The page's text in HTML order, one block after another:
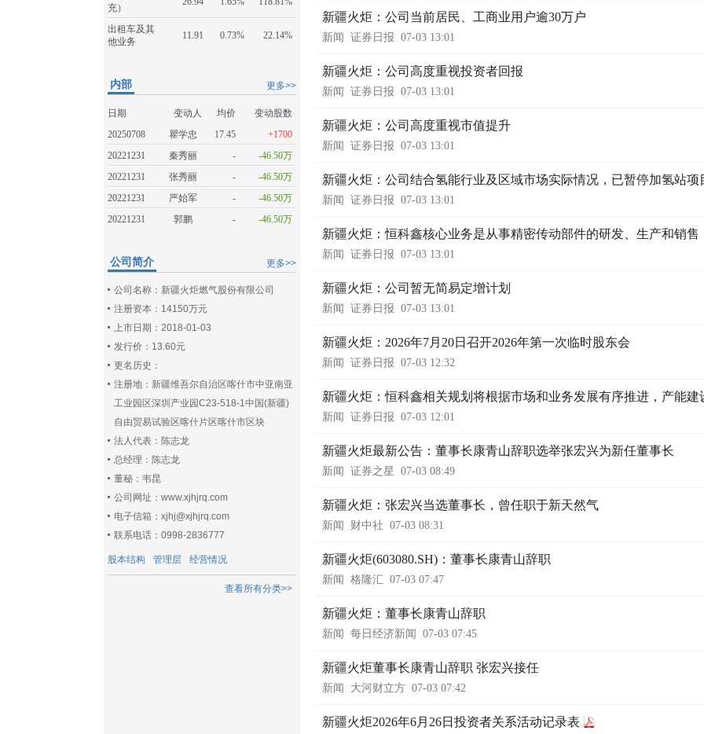
充）
出租车及其
他业务
11.91 0.73% 22.14%
更多>>
内部
日期 变动人 均价
变动股数
20250708
瞿学忠 17.45
+1700
20221231
秦秀丽 -
-46.50万
20221231
张秀丽 -
-46.50万
20221231
严始军 -
-46.50万
20221231
郭鹏 - -46.50万
更多>>
公司简介
公司名称：新疆火炬燃气股份有限公司
注册资本：14150万元
上市日期：2018-01-03
发行价：13.60元
更名历史：
注册地：新疆维吾尔自治区喀什市中亚南亚
工业园区深圳产业园C23-518-1中国(新疆)
自由贸易试验区喀什片区喀什市区块
法人代表：陈志龙
总经理：陈志龙
董秘：韦昆
公司网址：www.xjhjrq.com
电子信箱：xjhj@xjhjrq.com
联系电话：0998-2836777
股本结构 管理层 经营情况
查看所有分类>>
新疆火炬：公司当前居民、工商业用户逾30万户
新闻 证券日报 07-03 13:01
新疆火炬：公司高度重视投资者回报
新闻 证券日报 07-03 13:01
新疆火炬：公司高度重视市值提升
新闻 证券日报 07-03 13:01
新疆火炬：公司结合氢能行业及区域市场实际情况，已暂停加氢站项
新闻 证券日报 07-03 13:01
新疆火炬：恒科鑫核心业务是从事精密传动部件的研发、生产和销售
新闻 证券日报 07-03 13:01
新疆火炬：公司暂无简易定增计划
新闻 证券日报 07-03 13:01
新疆火炬：2026年7月20日召开2026年第一次临时股东会
新闻 证券日报 07-03 12:32
新疆火炬：恒科鑫相关规划将根据市场和业务发展有序推进，产能
新闻 证券日报 07-03 12:01
新疆火炬最新公告：董事长康青山辞职选举张宏兴为新任董事长
新闻 证券之星 07-03 08:49
新疆火炬：张宏兴当选董事长，曾任职于新天然气
新闻 财中社 07-03 08:31
新疆火炬(603080.SH)：董事长康青山辞职
新闻 格隆汇 07-03 07:47
新疆火炬：董事长康青山辞职
新闻 每日经济新闻 07-03 07:45
新疆火炬董事长康青山辞职 张宏兴接任
新闻 大河财立方 07-03 07:42
新疆火炬2026年6月26日投资者关系活动记录表